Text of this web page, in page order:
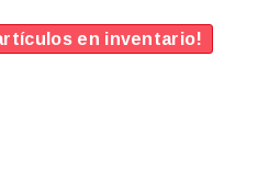
en inventario!